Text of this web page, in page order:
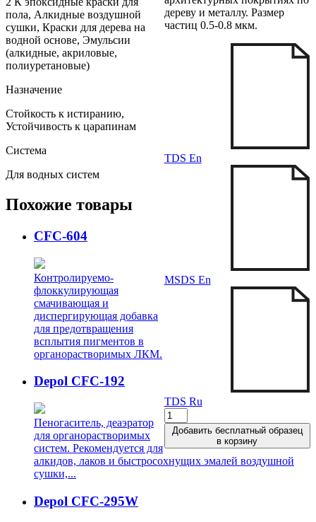
дереву и металлу. Размер
частиц 0.5-0.8 мкм.
TDS En
MSDS En
TDS Ru
Количество
товара
-
2040
Добавить бесплатный образец
в корзину
пола, Алкидные воздушной
сушки, Краски для дерева на
водной основе, Эмульсии
(алкидные, акриловые,
полиуретановые)
Назначение
Стойкость к истиранию,
Устойчивость к царапинам
Система
Для водных систем
Похожие товары
СFC-604
Контролируемо-
флоккулирующая
смачивающая и
диспергирующая добавка
для предотвращения
всплытия пигментов в
органорастворимых ЛКМ.
Depol CFC-192
Пеногаситель, деаэратор
для органорастворимых
систем. Рекомендуется для
алкидов, лаков и быстросохнущих эмалей воздушной
сушки,...
Depol CFC-295W